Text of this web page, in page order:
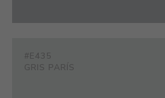
#E435
GRIS PARÍS